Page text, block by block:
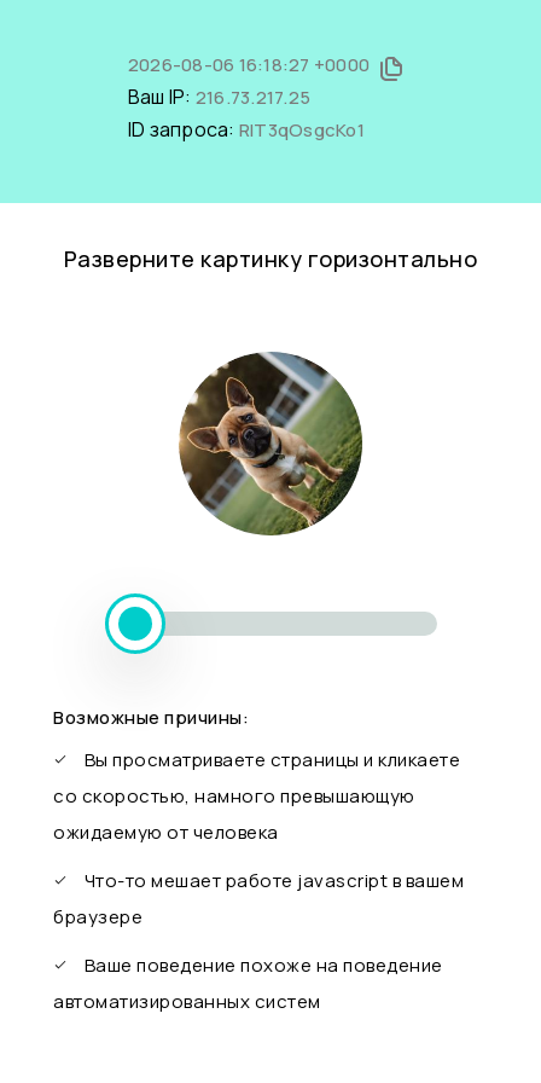
2026-08-06 16:18:27 +0000
Ваш IP: 216.73.217.25
ID запроса: RIT3qOsgcKo1
Разверните картинку горизонтально
Возможные причины:
Вы просматриваете страницы и кликаете
со скоростью, намного превышающую
ожидаемую от человека
Что-то мешает работе javascript в вашем
браузере
Ваше поведение похоже на поведение
автоматизированных систем